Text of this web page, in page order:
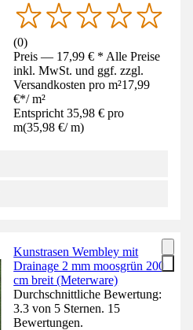
(0)
Preis — 17,99 € * Alle Preise
inkl. MwSt. und ggf. zzgl.
Versandkosten pro m²17,99
€*/ m²
Entspricht 35,98 € pro
m(35,98 €/ m)
Kunstrasen Wembley mit
Drainage 2 mm moosgrün 200
cm breit (Meterware)
Durchschnittliche Bewertung:
3.3 von 5 Sternen. 15
Bewertungen.